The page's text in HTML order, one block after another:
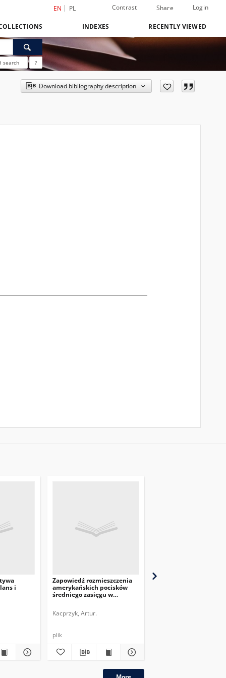
EN PL Contrast Share Login
INDEXES RECENTLY VIEWED
search ?
Download bibliography description
i
Zapowiedź rozmieszczenia
amerykańskich pocisków
średniego zasięgu w
Kacprzyk, Artur.
plik